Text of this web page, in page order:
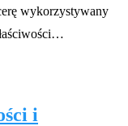
wykorzystywany
i